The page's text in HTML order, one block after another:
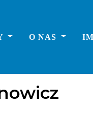
O NAS